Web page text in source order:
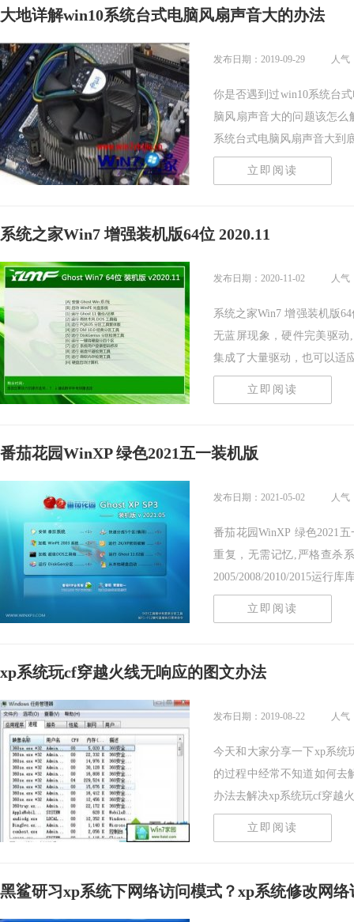
大地详解win10系统台式电脑风扇声音大的办法
发布日期：2019-09-29 人气
你是否遇到过win10系统台
脑风扇声音大的问题该怎么
系统台式电脑风扇声音大到
立即阅读
系统之家Win7 增强装机版64位 2020.11
发布日期：2020-11-02 人气
系统之家Win7 增强装机版
无蓝屏现象，硬件完美驱
集成了大量驱动，也可以适
立即阅读
番茄花园WinXP 绿色2021五一装机版
发布日期：2021-05-02 人气
番茄花园WinXP 绿色2021
重复，无需记忆,严格查杀
2005/2008/2010/2015运行库
立即阅读
xp系统玩cf穿越火线无响应的图文办法
发布日期：2019-08-22 人气
今天和大家分享一下xp系统
的过程中经常不知道如何去
办法去解决xp系统玩cf穿越
立即阅读
黑鲨研习xp系统下网络访问模式？xp系统修改网